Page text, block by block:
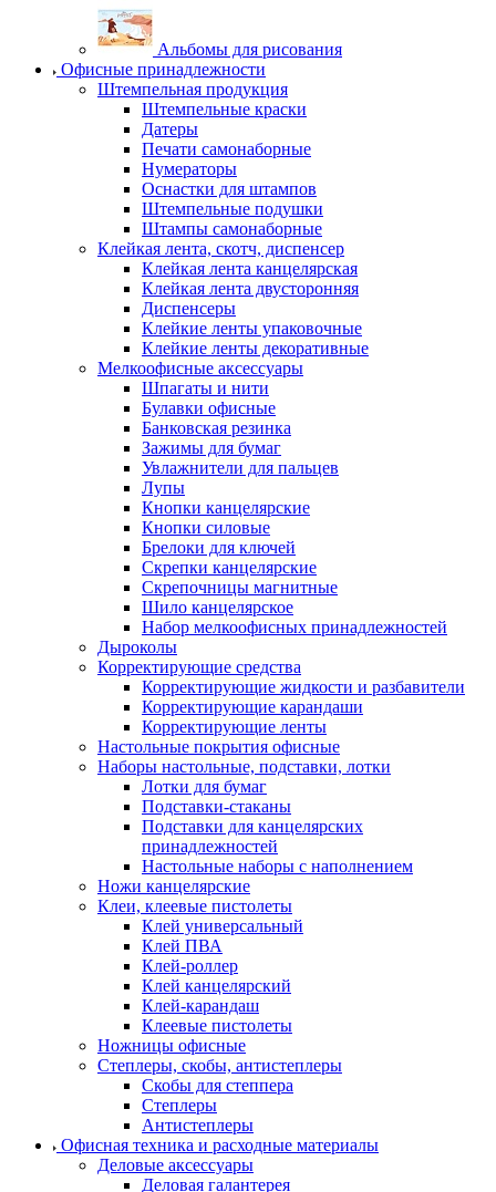
Альбомы для рисования
Офисные принадлежности
Штемпельная продукция
Штемпельные краски
Датеры
Печати самонаборные
Нумераторы
Оснастки для штампов
Штемпельные подушки
Штампы самонаборные
Клейкая лента, скотч, диспенсер
Клейкая лента канцелярская
Клейкая лента двусторонняя
Диспенсеры
Клейкие ленты упаковочные
Клейкие ленты декоративные
Мелкоофисные аксессуары
Шпагаты и нити
Булавки офисные
Банковская резинка
Зажимы для бумаг
Увлажнители для пальцев
Лупы
Кнопки канцелярские
Кнопки силовые
Брелоки для ключей
Скрепки канцелярские
Скрепочницы магнитные
Шило канцелярское
Набор мелкоофисных принадлежностей
Дыроколы
Корректирующие средства
Корректирующие жидкости и разбавители
Корректирующие карандаши
Корректирующие ленты
Настольные покрытия офисные
Наборы настольные, подставки, лотки
Лотки для бумаг
Подставки-стаканы
Подставки для канцелярских
принадлежностей
Настольные наборы с наполнением
Ножи канцелярские
Клеи, клеевые пистолеты
Клей универсальный
Клей ПВА
Клей-роллер
Клей канцелярский
Клей-карандаш
Клеевые пистолеты
Ножницы офисные
Степлеры, скобы, антистеплеры
Скобы для степпера
Степлеры
Антистеплеры
Офисная техника и расходные материалы
Деловые аксессуары
Деловая галантерея